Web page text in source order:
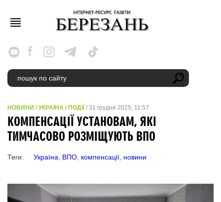
НОВИНИ /УКРАЇНА / ПОДІЇ / 31 грудня 2025, 11:57
КОМПЕНСАЦІЇ УСТАНОВАМ, ЯКІ
ТИМЧАСОВО РОЗМІЩУЮТЬ ВПО
Теги: Україна ВПО компенсації новини